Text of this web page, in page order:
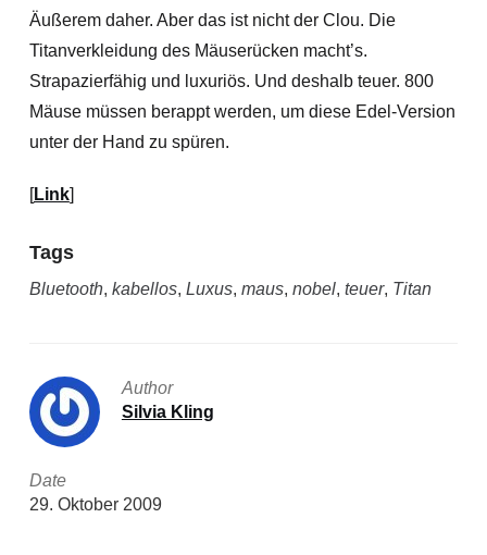
Äußerem daher. Aber das ist nicht der Clou. Die
Titanverkleidung des Mäuserücken macht’s.
Strapazierfähig und luxuriös. Und deshalb teuer. 800
Mäuse müssen berappt werden, um diese Edel-Version
unter der Hand zu spüren.
[Link]
Tags
Bluetooth, kabellos, Luxus, maus, nobel, teuer, Titan
Author
Silvia Kling
Date
29. Oktober 2009